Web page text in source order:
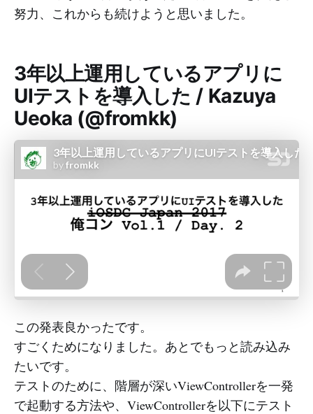
努力、これからも続けようと思いました。
3年以上運用しているアプリに
UIテストを導入した / Kazuya
Ueoka (@fromkk)
この発表良かったです。
すごくためになりました。あとでもっと読み込み
たいです。
テストのために、階層が深いViewControllerを一発
で起動する方法や、ViewControllerを以下にテスト